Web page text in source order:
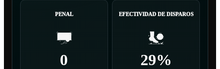
PENAL
0
EFECTIVIDAD DE DISPAROS
29%